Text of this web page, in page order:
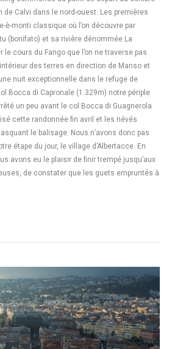
de Calvi dans le nord-ouest. Les premières
è-monti classique où l’on découvre par
(bonifato) et sa rivière dénommée La
le cours du Fango que l’on ne traverse pas
des terres en direction de Manso et
nuit exceptionnelle dans le refuge de
Bocca di Capronale (1.329m) notre périple
un peu avant le col Bocca di Guagnerola
cette randonnée fin avril et les névés
le balisage. Nous n’avons donc pas
étape du jour, le village d’Albertacce. En
avons eu le plaisir de finir trempé jusqu’aux
de constater que les guets empruntés à